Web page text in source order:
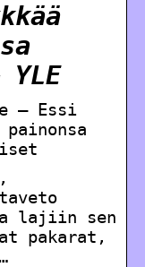
– Essi
lajiin sen
pakarat,